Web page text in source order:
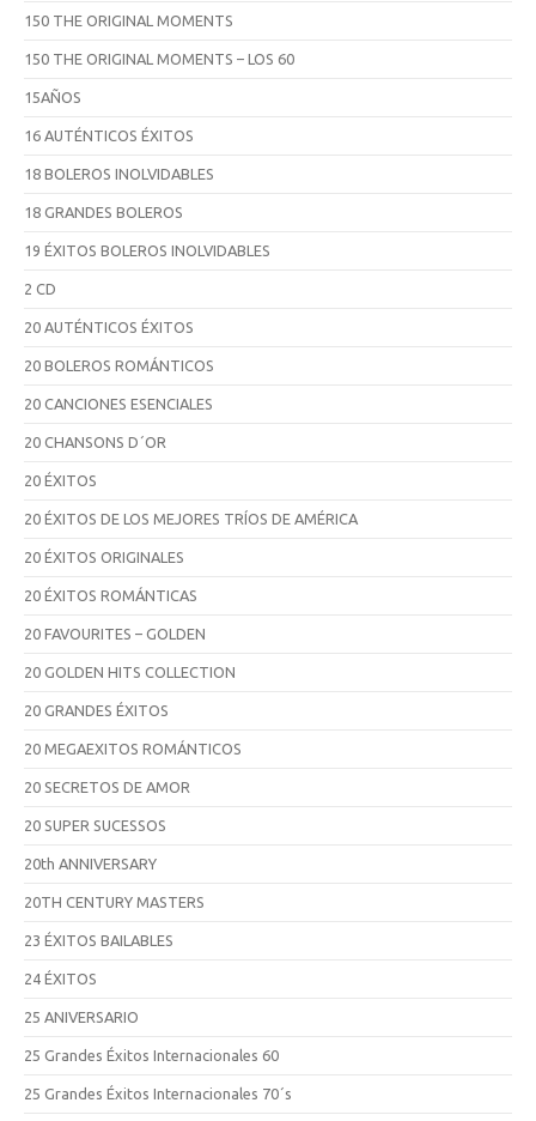
150 THE ORIGINAL MOMENTS
150 THE ORIGINAL MOMENTS – LOS 60
15AÑOS
16 AUTÉNTICOS ÉXITOS
18 BOLEROS INOLVIDABLES
18 GRANDES BOLEROS
19 ÉXITOS BOLEROS INOLVIDABLES
2 CD
20 AUTÉNTICOS ÉXITOS
20 BOLEROS ROMÁNTICOS
20 CANCIONES ESENCIALES
20 CHANSONS D´OR
20 ÉXITOS
20 ÉXITOS DE LOS MEJORES TRÍOS DE AMÉRICA
20 ÉXITOS ORIGINALES
20 ÉXITOS ROMÁNTICAS
20 FAVOURITES – GOLDEN
20 GOLDEN HITS COLLECTION
20 GRANDES ÉXITOS
20 MEGAEXITOS ROMÁNTICOS
20 SECRETOS DE AMOR
20 SUPER SUCESSOS
20th ANNIVERSARY
20TH CENTURY MASTERS
23 ÉXITOS BAILABLES
24 ÉXITOS
25 ANIVERSARIO
25 Grandes Éxitos Internacionales 60
25 Grandes Éxitos Internacionales 70´s